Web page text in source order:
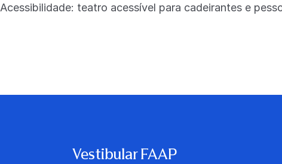
Acessibilidade: teatro acessível para cadeirantes e
Vestibular FAAP